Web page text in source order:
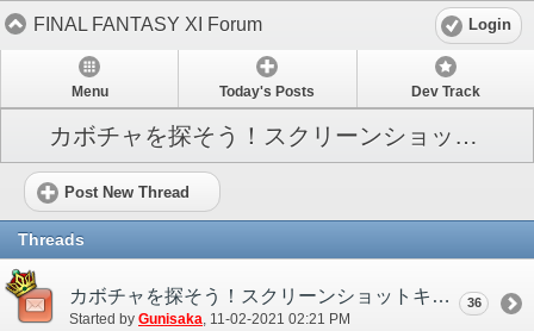
FINAL FANTASY XI Forum Login
Menu Today's Posts Dev Track
カボチャを探そう！スクリーンショットキャンペーン
Post New Thread
Threads
カボチャを探そう！スクリーンショットキャンペーン
Started by Gunisaka‎, 11-02-2021 02:21 PM
36